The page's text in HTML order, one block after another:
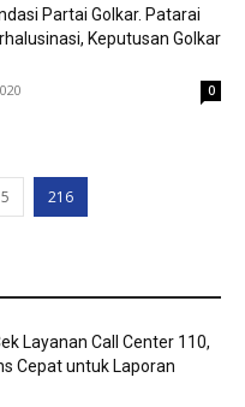
Partai Golkar. Patarai
Keputusan Golkar
0
216
Layanan Call Center 110,
Cepat untuk Laporan